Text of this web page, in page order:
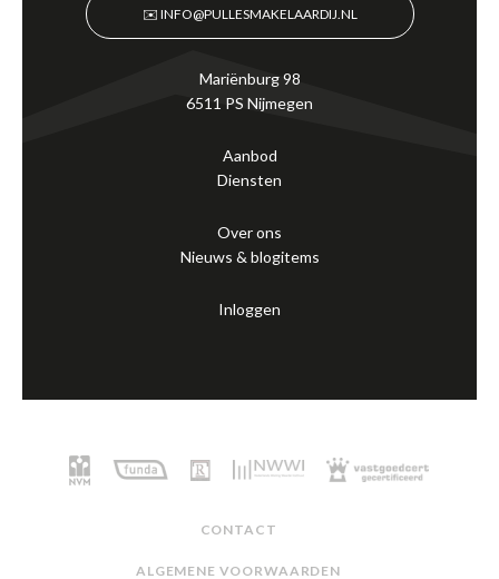
✉️ INFO@PULLESMAKELAARDIJ.NL
Mariënburg 98
6511 PS Nijmegen
Aanbod
Diensten
Over ons
Nieuws & blogitems
Inloggen
ALGEMENE VOORWAARDEN
CONTACT